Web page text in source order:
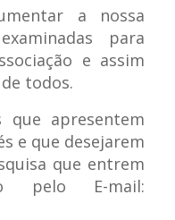
a nossa
para
e assim
todos.
apresentem
e que desejarem
que entrem
pelo E-mail: